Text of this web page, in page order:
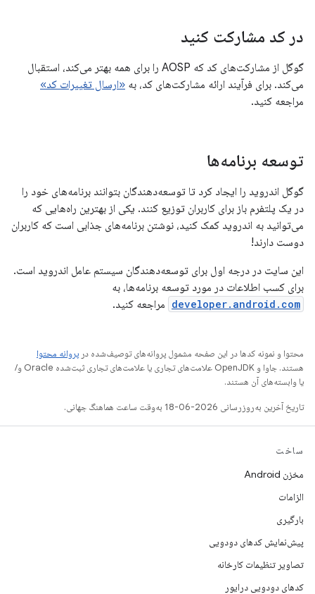
در کد مشارکت کنید
گوگل از مشارکت‌های کد که AOSP را برای همه بهتر می‌کند، استقبال
می‌کند. برای فرآیند ارائه مشارکت‌های کد، به «ارسال تغییرات کد»
مراجعه کنید.
توسعه برنامه‌ها
گوگل اندروید را ایجاد کرد تا توسعه‌دهندگان بتوانند برنامه‌های خود را
در یک پلتفرم باز برای کاربران توزیع کنند. یکی از بهترین راه‌هایی که
می‌توانید به اندروید کمک کنید، نوشتن برنامه‌های جذابی است که کاربران
دوست دارند!
این سایت در درجه اول برای توسعه‌دهندگان سیستم عامل اندروید است.
برای کسب اطلاعات در مورد توسعه برنامه‌ها، به
developer.android.com مراجعه کنید.
محتوا و نمونه کدها در این صفحه مشمول پروانه‌های توصیف‌شده در پروانه محتوا
هستند. جاوا و OpenJDK علامت‌های تجاری یا علامت‌های تجاری ثبت‌شده Oracle و/
یا وابسته‌های آن هستند.
تاریخ آخرین به‌روزرسانی 2026-06-18 به‌وقت ساعت هماهنگ جهانی.
ساخت
مخزن Android
الزامات
بارگیری
پیش‌نمایش کدهای دودویی
تصاویر تنظیمات کارخانه
کدهای دودویی درایور